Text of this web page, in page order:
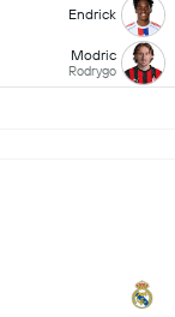
Endrick
Modric
Rodrygo